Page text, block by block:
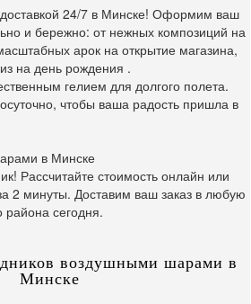
24/7 в Минске! Оформим ваш
и бережно: от нежных композиций на
арок на открытие магазина,
на день рождения .
гелием для долгого полета.
чтобы ваша радость пришла в
в Минске
Рассчитайте стоимость онлайн или
2 минуты. Доставим ваш заказ в любую
района сегодня.
воздушными шарами в
Минске